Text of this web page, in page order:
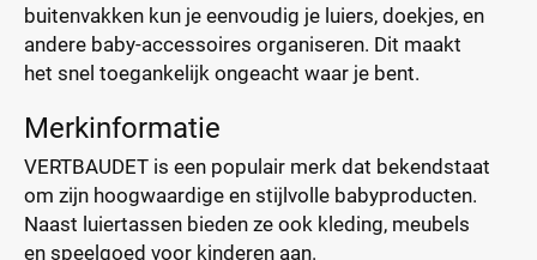
buitenvakken kun je eenvoudig je luiers, doekjes, en
andere baby-accessoires organiseren. Dit maakt
het snel toegankelijk ongeacht waar je bent.
Merkinformatie
VERTBAUDET is een populair merk dat bekendstaat
om zijn hoogwaardige en stijlvolle babyproducten.
Naast luiertassen bieden ze ook kleding, meubels
en speelgoed voor kinderen aan.